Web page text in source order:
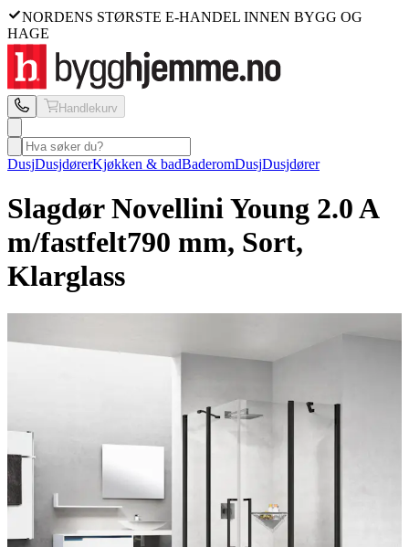
NORDENS STØRSTE E-HANDEL INNEN BYGG OG
HAGE
Handlekurv
DusjDusjdørerKjøkken & badBaderomDusjDusjdører
Slagdør NovelliniYoung 2.0 A
m/fastfelt790 mm, Sort,
Klarglass